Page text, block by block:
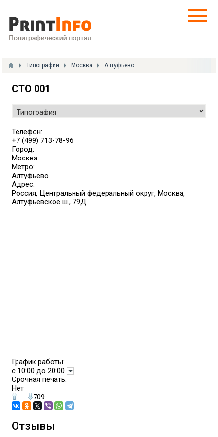
Типографии Москва Алтуфьево
СТО 001
Телефон:
+7 (499) 713-78-96
Город:
Москва
Метро:
Алтуфьево
Адрес:
Россия, Центральный федеральный округ, Москва,
Алтуфьевское ш., 79Д
График работы:
с 10:00 до 20:00
Срочная печать:
Нет
—
709
Отзывы